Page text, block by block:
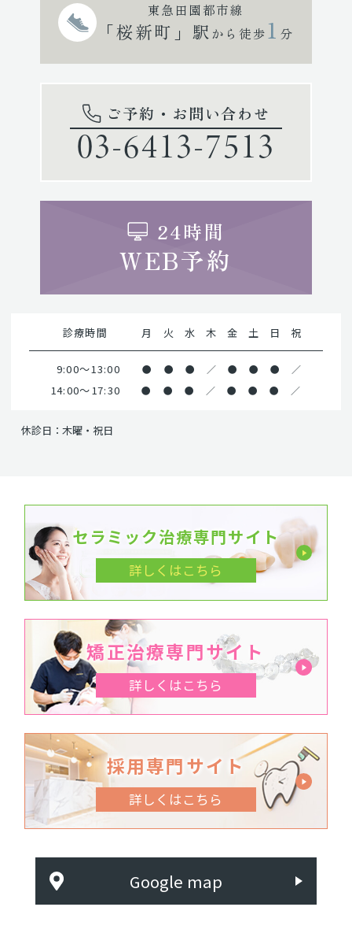
東急田園都市線
「桜新町」駅 から徒歩1 分
ご予約・お問い合わせ
03-6413-7513
24時間
WEB予約
診療時間 月 火 水 木 金 土 日 祝
9:00～13:00 ● ● ● ／ ● ● ● ／
14:00～17:30 ● ● ● ／ ● ● ● ／
休診日：木曜・祝日
セラミック治療専門サイト
詳しくはこちら
矯正治療専門サイト
詳しくはこちら
採用専門サイト
詳しくはこちら
Google map